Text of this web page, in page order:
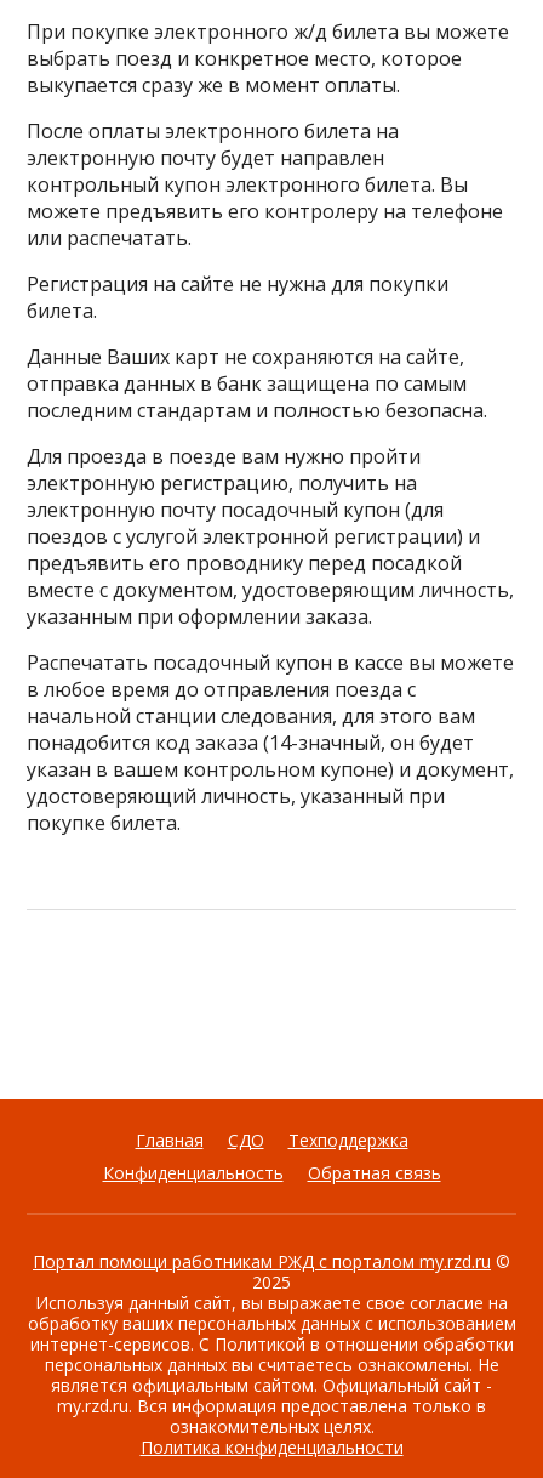
При покупке электронного ж/д билета вы можете
выбрать поезд и конкретное место, которое
выкупается сразу же в момент оплаты.
После оплаты электронного билета на
электронную почту будет направлен
контрольный купон электронного билета. Вы
можете предъявить его контролеру на телефоне
или распечатать.
Регистрация на сайте не нужна для покупки
билета.
Данные Ваших карт не сохраняются на сайте,
отправка данных в банк защищена по самым
последним стандартам и полностью безопасна.
Для проезда в поезде вам нужно пройти
электронную регистрацию, получить на
электронную почту посадочный купон (для
поездов с услугой электронной регистрации) и
предъявить его проводнику перед посадкой
вместе с документом, удостоверяющим личность,
указанным при оформлении заказа.
Распечатать посадочный купон в кассе вы можете
в любое время до отправления поезда с
начальной станции следования, для этого вам
понадобится код заказа (14-значный, он будет
указан в вашем контрольном купоне) и документ,
удостоверяющий личность, указанный при
покупке билета.
Главная СДО
Техподдержка
Конфиденциальность
Обратная связь
Портал помощи работникам РЖД с порталом my.rzd.ru ©
2025
Используя данный сайт, вы выражаете свое согласие на
обработку ваших персональных данных с использованием
интернет-сервисов. С Политикой в отношении обработки
персональных данных вы считаетесь ознакомлены. Не
является официальным сайтом. Официальный сайт -
my.rzd.ru. Вся информация предоставлена только в
ознакомительных целях.
Политика конфиденциальности